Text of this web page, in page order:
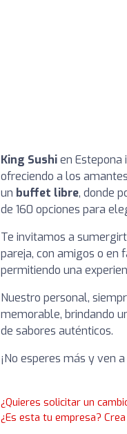
King Sushien Estepona
ofreciendo a los
un buffet libre, donde
de 160 opciones para
Te invitamos a
pareja, con amigos o en
permitiendo una
Nuestro personal,
memorable, brindando
de sabores auténticos.
¡No esperes más y ven
¿Quieres solicitar un
¿Es esta tu empresa?